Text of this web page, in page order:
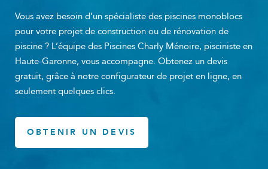
Vous avez besoin d’un spécialiste des piscines monoblocs
pour votre projet de construction ou de rénovation de
piscine ? L’équipe des Piscines Charly Ménoire, pisciniste en
Haute-Garonne, vous accompagne. Obtenez un devis
gratuit, grâce à notre configurateur de projet en ligne, en
seulement quelques clics.
OBTENIR UN DEVIS